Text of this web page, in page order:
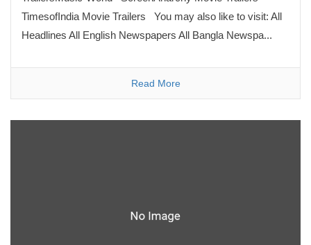
TimesofIndia Movie Trailers You may also like to visit: All
Headlines All English Newspapers All Bangla Newspa...
Read More